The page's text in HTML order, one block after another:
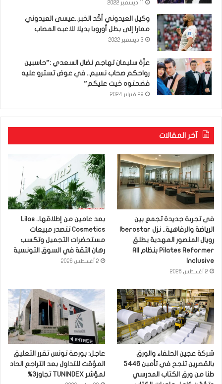
وكيل العيدوني أكّد الخبر..عيسى العيدوني
معارا إلى بطل أوروبا بديلا للاعبه المصاب
3 ديسمبر 2022
عزّة سليمان تهاجم نضال السعدي :”حاسبين
رواحكم صحاب نسيم.. في عوض تسترو عليه
فضحتوه خيت عليكم”
29 فبراير 2024
آخر المقالات
في تجربة جديدة تجمع بين
رويال المنصور المهدية يطلق
Pilates Reformer بنظام All
Inclusive
2 أغسطس 2026
بعد عامين من إطلاقها.. Lilas
Cosmetics تتصدر مبيعات
مستحضرات التجميل وتكسب
رهان الثقة في السوق التونسية
2 أغسطس 2026
شركة عجين الحلفاء والورق
بالقصرين تنجح في تأمين 5446
طنا من ورق الكتاب المدرسي
عاجل: بورصة تونس تقرر التعليق
المؤقت للتداول بعد التراجع الحاد
لمؤشر TUNINDEX تجاوز3%